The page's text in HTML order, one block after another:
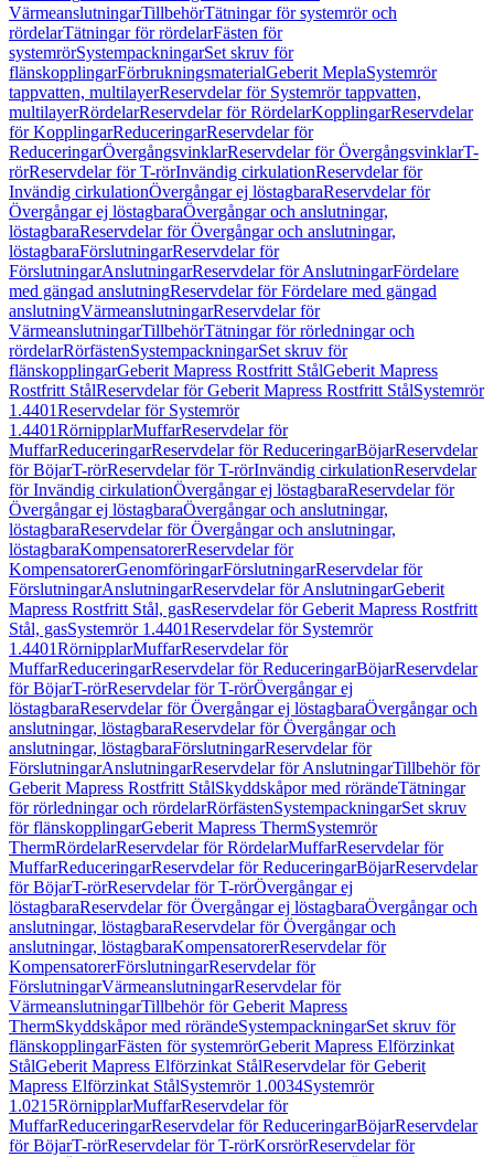
VärmeanslutningarTillbehörTätningar för systemrör och
rördelarTätningar för rördelarFästen för
systemrörSystempackningarSet skruv för
flänskopplingarFörbrukningsmaterialGeberit MeplaSystemrör
tappvatten, multilayerReservdelar för Systemrör tappvatten,
multilayerRördelarReservdelar för RördelarKopplingarReservdelar
för KopplingarReduceringarReservdelar för
ReduceringarÖvergångsvinklarReservdelar för ÖvergångsvinklarT-
rörReservdelar för T-rörInvändig cirkulationReservdelar för
Invändig cirkulationÖvergångar ej löstagbaraReservdelar för
Övergångar ej löstagbaraÖvergångar och anslutningar,
löstagbaraReservdelar för Övergångar och anslutningar,
löstagbaraFörslutningarReservdelar för
FörslutningarAnslutningarReservdelar för AnslutningarFördelare
med gängad anslutningReservdelar för Fördelare med gängad
anslutningVärmeanslutningarReservdelar för
VärmeanslutningarTillbehörTätningar för rörledningar och
rördelarRörfästenSystempackningarSet skruv för
flänskopplingarGeberit Mapress Rostfritt StålGeberit Mapress
Rostfritt StålReservdelar för Geberit Mapress Rostfritt StålSystemrör
1.4401Reservdelar för Systemrör
1.4401RörnipplarMuffarReservdelar för
MuffarReduceringarReservdelar för ReduceringarBöjarReservdelar
för BöjarT-rörReservdelar för T-rörInvändig cirkulationReservdelar
för Invändig cirkulationÖvergångar ej löstagbaraReservdelar för
Övergångar ej löstagbaraÖvergångar och anslutningar,
löstagbaraReservdelar för Övergångar och anslutningar,
löstagbaraKompensatorerReservdelar för
KompensatorerGenomföringarFörslutningarReservdelar för
FörslutningarAnslutningarReservdelar för AnslutningarGeberit
Mapress Rostfritt Stål, gasReservdelar för Geberit Mapress Rostfritt
Stål, gasSystemrör 1.4401Reservdelar för Systemrör
1.4401RörnipplarMuffarReservdelar för
MuffarReduceringarReservdelar för ReduceringarBöjarReservdelar
för BöjarT-rörReservdelar för T-rörÖvergångar ej
löstagbaraReservdelar för Övergångar ej löstagbaraÖvergångar och
anslutningar, löstagbaraReservdelar för Övergångar och
anslutningar, löstagbaraFörslutningarReservdelar för
FörslutningarAnslutningarReservdelar för AnslutningarTillbehör för
Geberit Mapress Rostfritt StålSkyddskåpor med rörändeTätningar
för rörledningar och rördelarRörfästenSystempackningarSet skruv
för flänskopplingarGeberit Mapress ThermSystemrör
ThermRördelarReservdelar för RördelarMuffarReservdelar för
MuffarReduceringarReservdelar för ReduceringarBöjarReservdelar
för BöjarT-rörReservdelar för T-rörÖvergångar ej
löstagbaraReservdelar för Övergångar ej löstagbaraÖvergångar och
anslutningar, löstagbaraReservdelar för Övergångar och
anslutningar, löstagbaraKompensatorerReservdelar för
KompensatorerFörslutningarReservdelar för
FörslutningarVärmeanslutningarReservdelar för
VärmeanslutningarTillbehör för Geberit Mapress
ThermSkyddskåpor med rörändeSystempackningarSet skruv för
flänskopplingarFästen för systemrörGeberit Mapress Elförzinkat
StålGeberit Mapress Elförzinkat StålReservdelar för Geberit
Mapress Elförzinkat StålSystemrör 1.0034Systemrör
1.0215RörnipplarMuffarReservdelar för
MuffarReduceringarReservdelar för ReduceringarBöjarReservdelar
för BöjarT-rörReservdelar för T-rörKorsrörReservdelar för